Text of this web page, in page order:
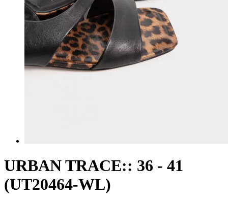
URBAN TRACE:: 36 - 41
(UT20464-WL)